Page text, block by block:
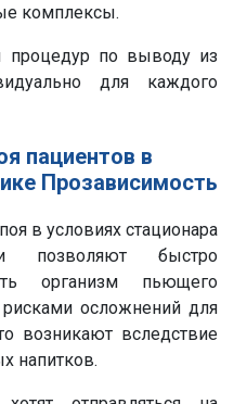
комплексы.
процедур по выводу из
для каждого
пациентов в
Прозависимость
в условиях стационара
позволяют быстро
организм пьющего
осложнений для
возникают вследствие
напитков.